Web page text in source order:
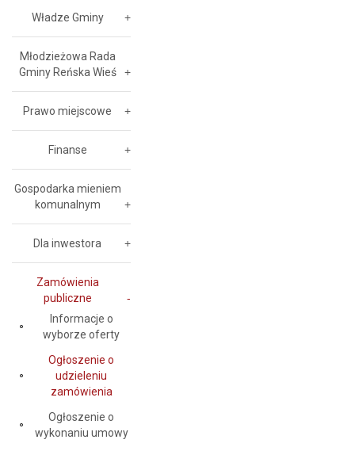
Władze Gminy
Młodzieżowa Rada
Gminy Reńska Wieś
Prawo miejscowe
Finanse
Gospodarka mieniem
komunalnym
Dla inwestora
Zamówienia
publiczne
Informacje o
wyborze oferty
Ogłoszenie o
udzieleniu
zamówienia
Ogłoszenie o
wykonaniu umowy